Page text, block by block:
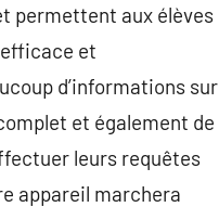
permettent aux élèves
et
d’informations sur
et également de
leurs requêtes
appareil marchera